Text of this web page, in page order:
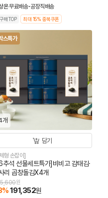
온무료배송 공장직배송
매TOP 최대 15% 중복쿠폰
스특가
개
담기
형 손잡이]
추석 선물세트특가]비비고 감태김·
리 곱창돌김X4개
원
%191,352원